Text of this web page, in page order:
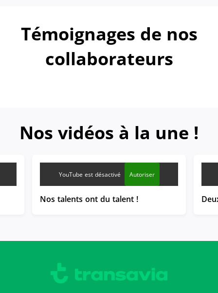
Témoignages de nos
collaborateurs
Nos vidéos à la une !
YouTube est désactivé Autoriser
Nos talents ont du talent !